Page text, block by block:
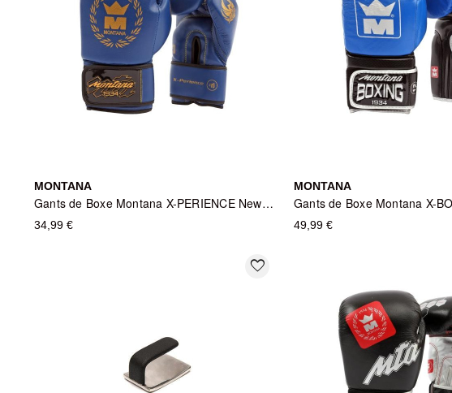
MONTANA
Gants de Boxe Montana X-PERIENCE NewCode - Bleu
34,99 €
MONTANA
49,99 €
favorite_border